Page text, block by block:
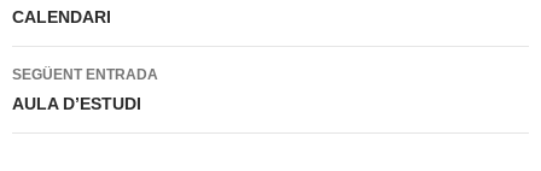
per
les
entrades
CALENDARI
SEGÜENT ENTRADA
AULA D’ESTUDI